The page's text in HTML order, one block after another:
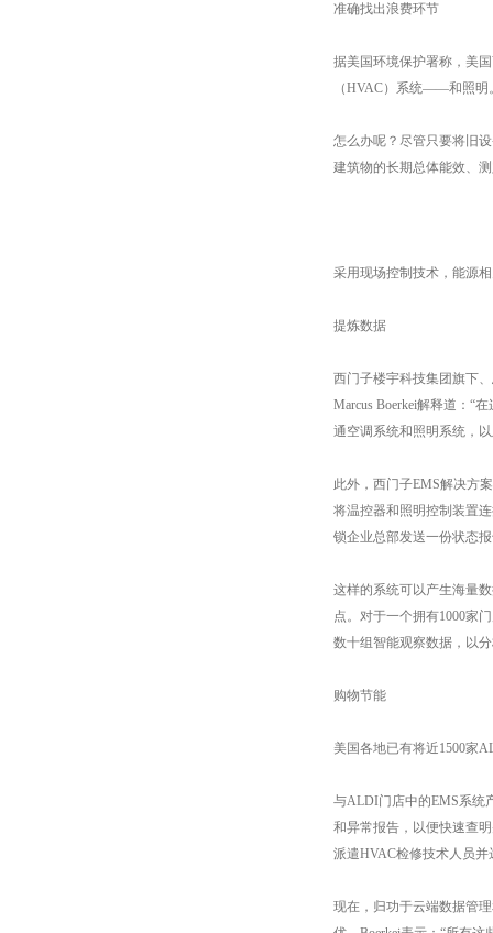
准确找出浪费环节
据美国环境保护署称，美
（HVAC）系统——和照明
怎么办呢？尽管只要将旧
建筑物的长期总体能效、
采用现场控制技术，能源
提炼数据
西门子楼宇科技集团旗下
Marcus Boerkei解释道：“
通空调系统和照明系统，
此外，西门子EMS解决方
将温控器和照明控制装置
锁企业总部发送一份状态
这样的系统可以产生海量
点。对于一个拥有1000家
数十组智能观察数据，以
购物节能
美国各地已有将近1500家
与ALDI门店中的EMS系统
和异常报告，以便快速查
派遣HVAC检修技术人员
现在，归功于云端数据管